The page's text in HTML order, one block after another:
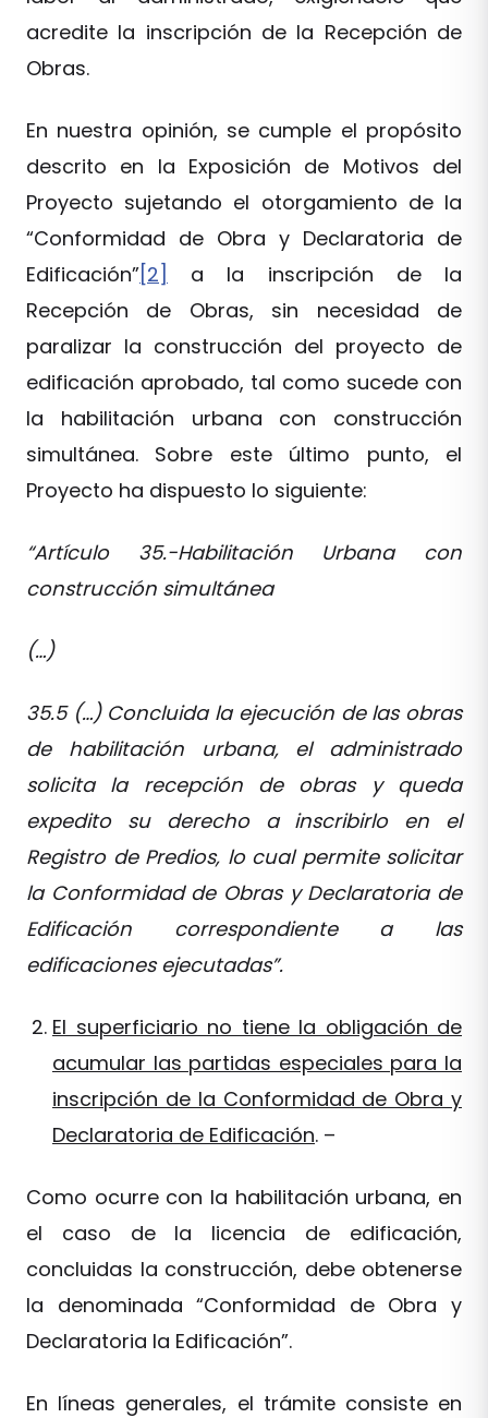
acredite la inscripción de la Recepción de
Obras.
En nuestra opinión, se cumple el propósito
descrito en la Exposición de Motivos del
Proyecto sujetando el otorgamiento de la
“Conformidad de Obra y Declaratoria de
Edificación”[2]
a la inscripción de la
Recepción de Obras, sin necesidad de
paralizar la construcción del proyecto de
edificación aprobado, tal como sucede con
la habilitación urbana con construcción
simultánea. Sobre este último punto, el
Proyecto ha dispuesto lo siguiente:
“Artículo 35.-Habilitación Urbana con
construcción simultánea
(…)
35.5 (…) Concluida la ejecución de las obras
de habilitación urbana, el administrado
solicita la recepción de obras y queda
expedito su derecho a inscribirlo en el
Registro de Predios, lo cual permite solicitar
la Conformidad de Obras y Declaratoria de
Edificación correspondiente a las
edificaciones ejecutadas”.
El superficiario no tiene la obligación de
acumular las partidas especiales para la
inscripción de la Conformidad de Obra y
Declaratoria de Edificación. –
Como ocurre con la habilitación urbana, en
el caso de la licencia de edificación,
concluidas la construcción, debe obtenerse
la denominada “Conformidad de Obra y
Declaratoria la Edificación”.
En líneas generales, el trámite consiste en